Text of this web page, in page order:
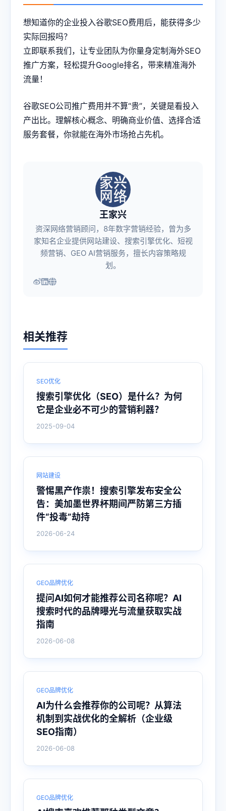
想知道你的企业投入谷歌SEO费用后，能获得多少
实际回报吗？
立即联系我们，让专业团队为你量身定制海外SEO
推广方案，轻松提升Google排名，带来精准海外
流量！
谷歌SEO公司推广费用并不算“贵”，关键是看投入
产出比。理解核心概念、明确商业价值、选择合适
服务套餐，你就能在海外市场抢占先机。
王家兴
资深网络营销顾问，8年数字营销经验，曾为多
家知名企业提供网站建设、搜索引擎优化、短视
频营销、GEO AI营销服务，擅长内容策略规
划。
相关推荐
SEO优化
搜索引擎优化（SEO）是什么？为何
它是企业必不可少的营销利器？
2025-09-04
网站建设
警惕黑产作祟！搜索引擎发布安全公
告：美加墨世界杯期间严防第三方插
件“投毒”劫持
2026-06-24
GEO品牌优化
提问AI如何才能推荐公司名称呢？AI
搜索时代的品牌曝光与流量获取实战
指南
2026-06-08
GEO品牌优化
AI为什么会推荐你的公司呢？从算法
机制到实战优化的全解析（企业级
SEO指南）
2026-06-08
GEO品牌优化